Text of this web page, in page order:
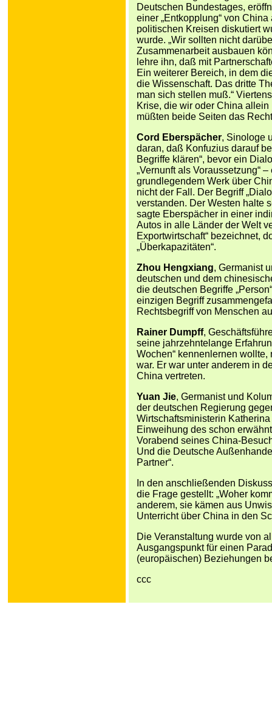
Deutschen Bundestages,
einer „Entkopplung“ von
politischen Kreisen diskutiert
wurde. „Wir sollten nicht
Zusammenarbeit ausbauen
lehre ihn, daß mit
Ein weiterer Bereich, in dem
die Wissenschaft. Das dritte
man sich stellen muß.“
Krise, die wir oder China
müßten beide Seiten das
Cord Eberspächer, Sinologe
daran, daß Konfuzius darauf
Begriffe klären“, bevor ein
„Vernunft als Voraussetzung“
grundlegendem Werk über
nicht der Fall. Der Begriff
verstanden. Der Westen halte
sagte Eberspächer in einer
Autos in alle Länder der Welt
Exportwirtschaft“ bezeichnet,
„Überkapazitäten“.
Zhou Hengxiang, Germanist
deutschen und dem
die deutschen Begriffe
einzigen Begriff
Rechtsbegriff von Menschen
Rainer Dumpff,
seine jahrzehntelange
Wochen“ kennenlernen
war. Er war unter anderem in
China vertreten.
Yuan Jie, Germanist und
der deutschen Regierung
Wirtschaftsministerin
Einweihung des schon
Vorabend seines China-
Und die Deutsche
Partner“.
In den anschließenden
die Frage gestellt: „Woher
anderem, sie kämen aus
Unterricht über China in den
Die Veranstaltung wurde von
Ausgangspunkt für einen
(europäischen) Beziehungen
ccc